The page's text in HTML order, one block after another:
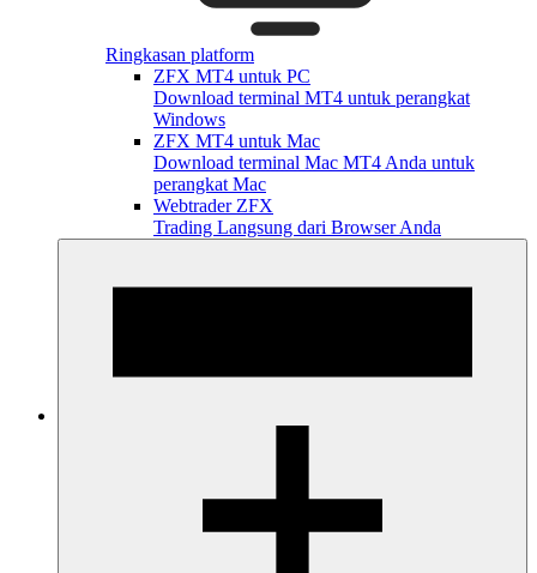
Ringkasan platform
ZFX MT4 untuk PC
Download terminal MT4 untuk perangkat
Windows
ZFX MT4 untuk Mac
Download terminal Mac MT4 Anda untuk
perangkat Mac
Webtrader ZFX
Trading Langsung dari Browser Anda